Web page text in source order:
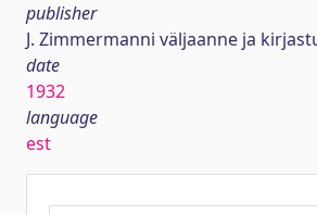
publisher
J. Zimmermanni väljaanne ja
date
1932
language
est